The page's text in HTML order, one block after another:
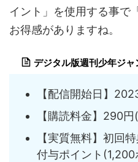
イント」を使用する事で
お得感がありますね。
デジタル版週刊少年ジャ
【配信開始日】
【購読料金】290
【実質無料】初回
付与ポイント